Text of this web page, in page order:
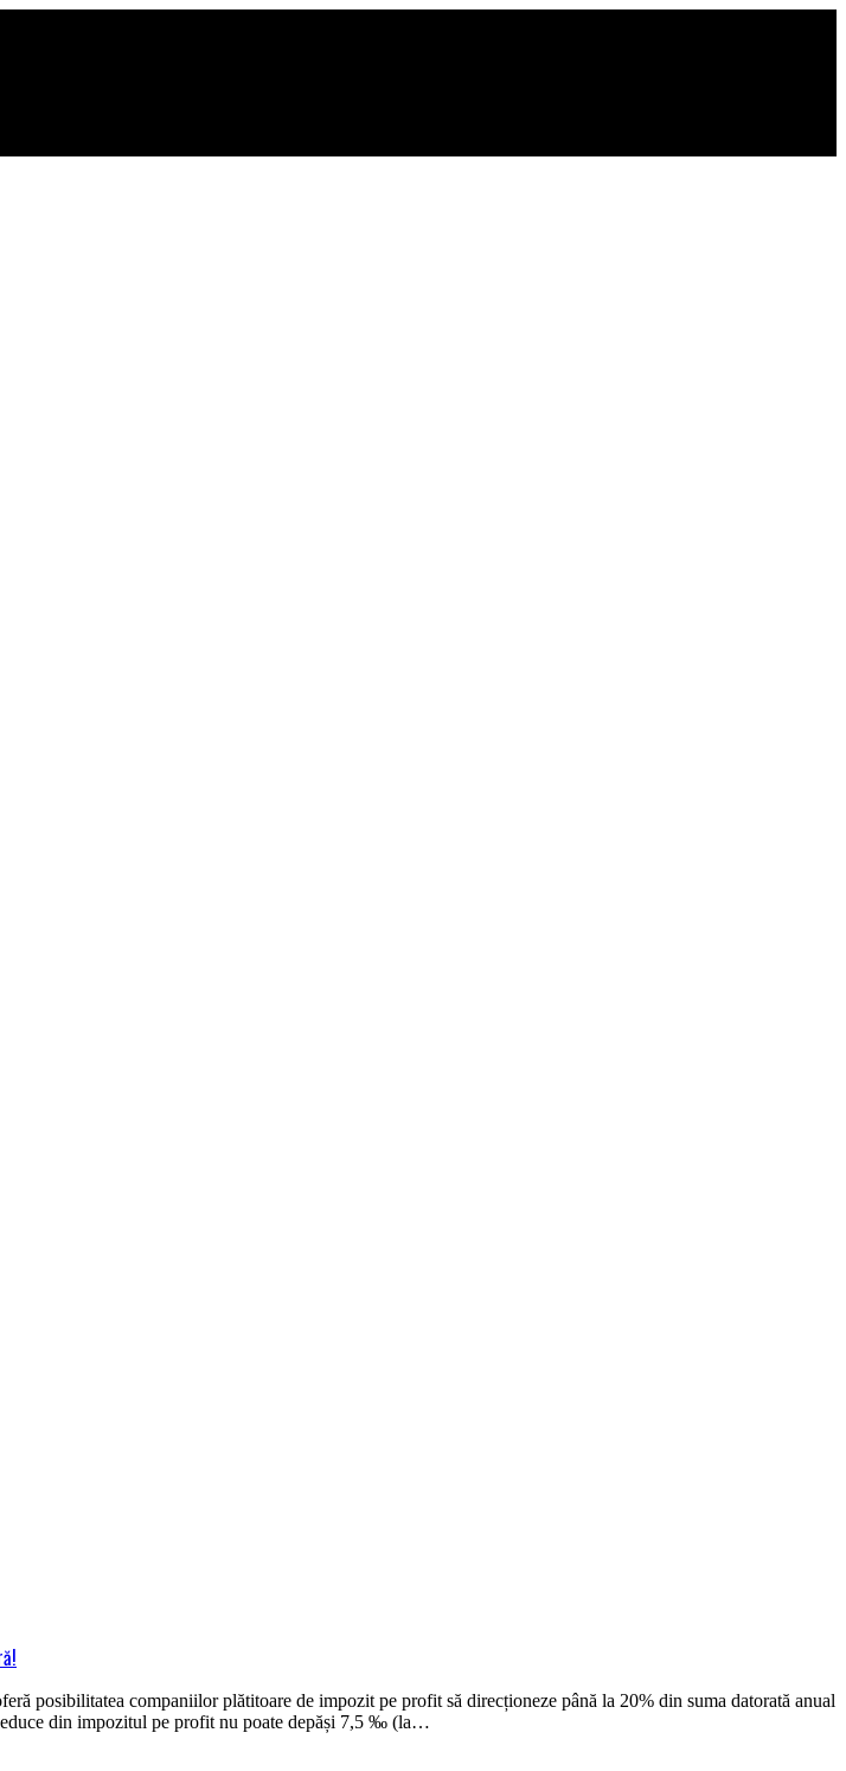
posibilitatea companiilor plătitoare de impozit pe profit să direcționeze până la 20% din suma datorată anual
din impozitul pe profit nu poate depăși 7,5 ‰ (la…